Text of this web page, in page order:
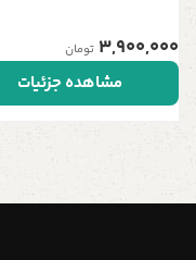
3,900,000 تومان
مشاهده جزئیات